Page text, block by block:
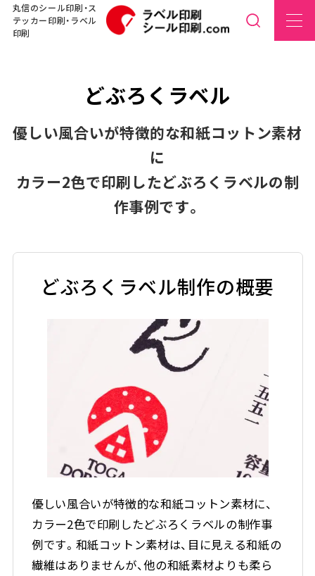
丸信のシール印刷・ス
テッカー印刷・ラベル
印刷
どぶろくラベル
優しい風合いが特徴的な和紙コットン素材
に
カラー2色で印刷したどぶろくラベルの制
作事例です。
どぶろくラベル制作の概要
優しい風合いが特徴的な和紙コットン素材に、
カラー2色で印刷したどぶろくラベルの制作事
例です。和紙コットン素材は、目に見える和紙の
繊維はありませんが、他の和紙素材よりも柔ら